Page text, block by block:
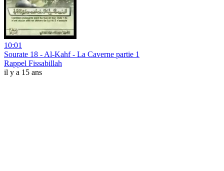
10:01
Sourate 18 - Al-Kahf - La Caverne partie 1
Rappel Fissabillah
il y a 15 ans